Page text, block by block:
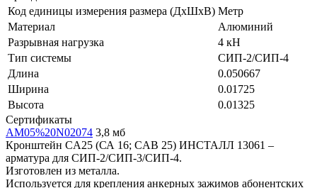
Код единицы измерения размера (ДхШхВ) Метр
Материал
Алюминий
Разрывная нагрузка
4 кН
Тип системы
СИП-2/СИП-4
Длина
0.050667
Ширина
0.01725
Высота
0.01325
Сертификаты
AM05%20N02074 3,8 мб
Кронштейн CA25 (СА 16; CAB 25) ИНСТАЛЛ 13061 –
арматура для СИП-2/СИП-3/СИП-4.
Изготовлен из металла.
Используется для крепления анкерных зажимов абонентских